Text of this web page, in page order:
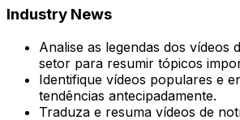
Industry News
Analise as legendas dos vídeos
setor para resumir tópicos
Identifique vídeos populares e
tendências antecipadamente.
Traduza e resuma vídeos de